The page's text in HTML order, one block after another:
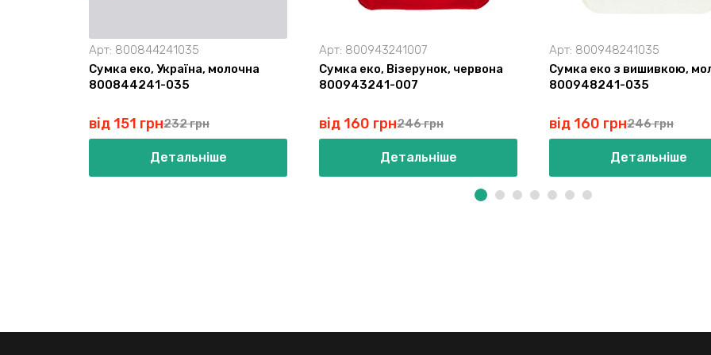
Арт: 800844241035
Сумка еко, Україна, молочна
800844241-035
від 151 грн232 грн
Детальніше
Арт: 800943241007
Сумка еко, Візерунок, червона
800943241-007
від 160 грн246 грн
Детальніше
Арт: 800948241035
Сумка еко з вишивкою,
800948241-035
від 160 грн246 грн
Детальніше